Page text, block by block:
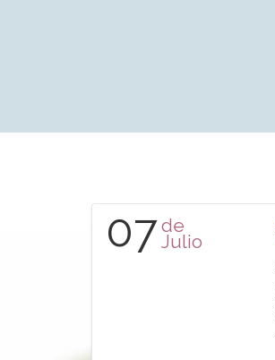
07de
Julio